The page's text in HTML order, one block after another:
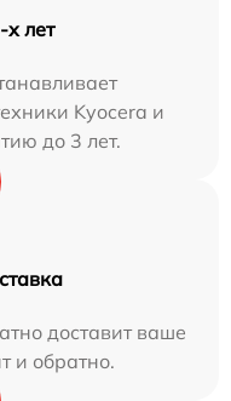
х лет
Kyocera и
до 3 лет.
доставит ваше
и обратно.